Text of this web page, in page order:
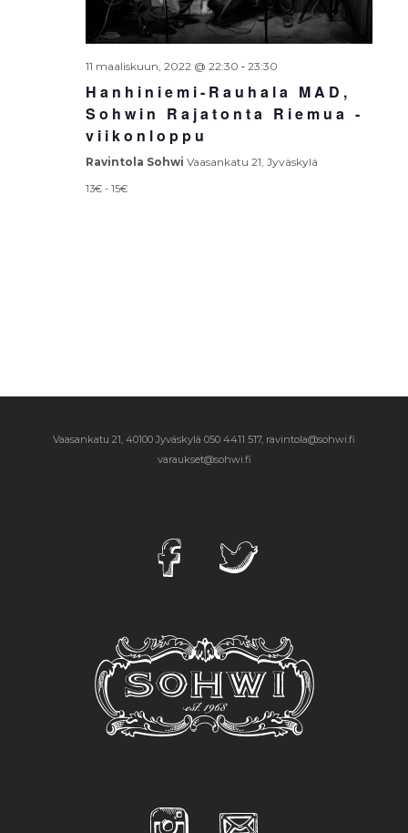
11 maaliskuun, 2022 @ 22:30 - 23:30
Hanhiniemi-Rauhala MAD,
Sohwin Rajatonta Riemua -
viikonloppu
Ravintola Sohwi Vaasankatu 21, Jyväskylä
13€ - 15€
Vaasankatu 21, 40100 Jyväskylä 050 4411 517, ravintola@sohwi.fi
varaukset@sohwi.fi